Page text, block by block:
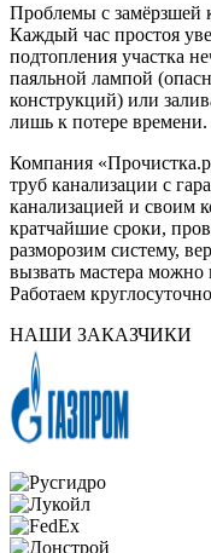
Проблемы с замёрзшей
Каждый час простоя
подтопления участка
паяльной лампой
конструкций) или
лишь к потере времени.
Компания
труб канализации с
канализацией и своим
кратчайшие сроки,
разморозим систему,
вызвать мастера можно
Работаем
НАШИ ЗАКАЗЧИКИ